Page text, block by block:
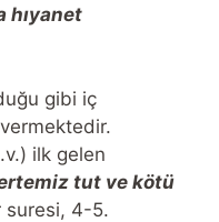
hıyanet
gibi iç
ilk gelen
tut ve kötü
4-5.